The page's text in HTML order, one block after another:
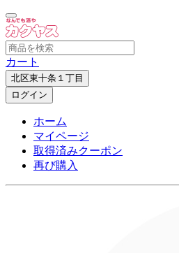
カート
北区東十条１丁目
ログイン
ホーム
マイページ
取得済みクーポン
再び購入